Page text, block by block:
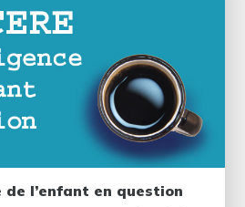
de l’enfant en question